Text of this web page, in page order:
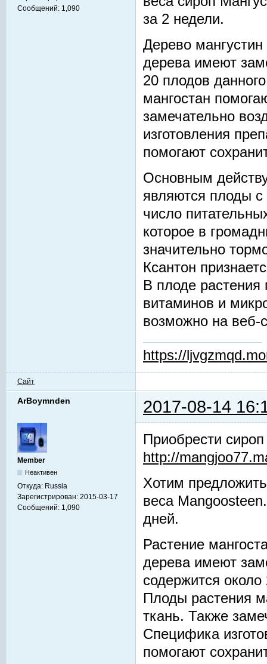
Сообщений: 1,090
за 2 недели.
Дерево
дерева имеют
20 плодов
мангостан
замечательно
изготовления
помогают
Основным
являются плоды с
число
которое в
значительно
Ксантон
В плоде растения
витаминов и
возможно на веб-
https://
Сайт
ArBoymnden 2017-08-14
Member
Неактивен
Откуда: Russia
Зарегистрирован: 2015-03-17
Сообщений: 1,090
Приобрести
http://
Хотим
веса
дней.
Растение
дерева имеют
содержится около
Плоды растения
ткань. Также
Специфика
помогают